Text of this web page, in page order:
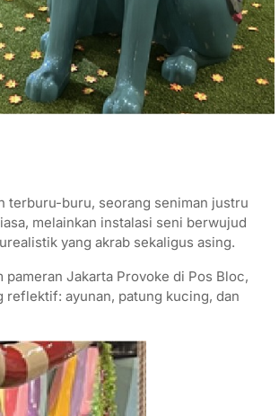
terburu-buru, seorang seniman justru
melainkan instalasi seni berwujud
yang akrab sekaligus asing.
Jakarta Provoke di Pos Bloc,
reflektif: ayunan, patung kucing, dan